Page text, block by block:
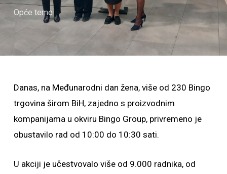
Opće teme
Danas, na Međunarodni dan žena, više od 230 Bingo
trgovina širom BiH, zajedno s proizvodnim
kompanijama u okviru Bingo Group, privremeno je
obustavilo rad od 10:00 do 10:30 sati.
U akciji je učestvovalo više od 9.000 radnika, od